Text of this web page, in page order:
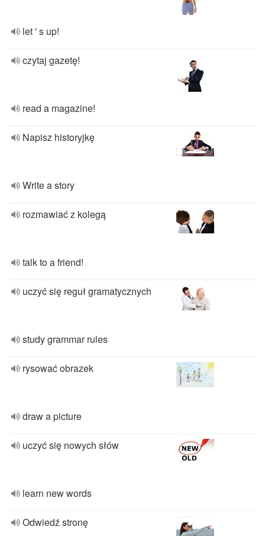
let ' s up!
czytaj gazetę!
read a magazine!
Napisz historyjkę
Write a story
rozmawiać z kolegą
talk to a friend!
uczyć się reguł gramatycznych
study grammar rules
rysować obrazek
draw a picture
uczyć się nowych słów
learn new words
Odwiedź stronę